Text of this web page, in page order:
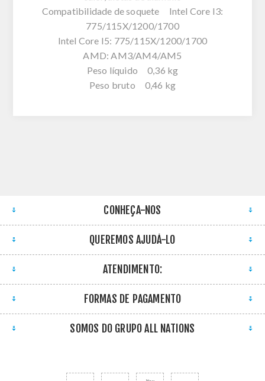
Compatibilidade de soquete Intel Core I3:
775/115X/1200/1700
Intel Core I5: 775/115X/1200/1700
AMD: AM3/AM4/AM5
Peso líquido 0,36 kg
Peso bruto 0,46 kg
CONHEÇA-NOS
QUEREMOS AJUDÁ-LO
ATENDIMENTO:
FORMAS DE PAGAMENTO
SOMOS DO GRUPO ALL NATIONS